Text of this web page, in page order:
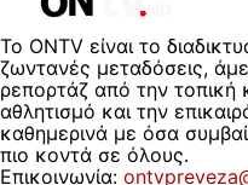
Το ONTV είναι το
ζωντανές μεταδόσεις,
ρεπορτάζ από την τοπική
αθλητισμό και την
καθημερινά με όσα
πιο κοντά σε όλους.
Επικοινωνία: